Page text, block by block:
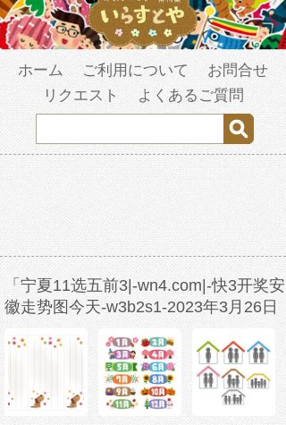
ホーム ご利用について
お問合せ
リクエスト
よくあるご質問
「宁夏11选五前3|-wn4.com|-快3开奖安
徽走势图今天-w3b2s1-2023年3月26日
12时54分-foj1jzlf6.com」の検索結果